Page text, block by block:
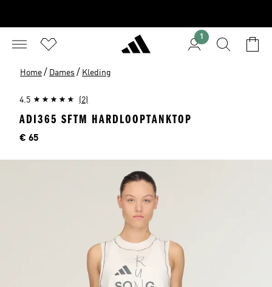
1
Home / Dames / Kleding
4.5 (2)
ADI365 SFTM HARDLOOPTANKTOP
Price
€ 65